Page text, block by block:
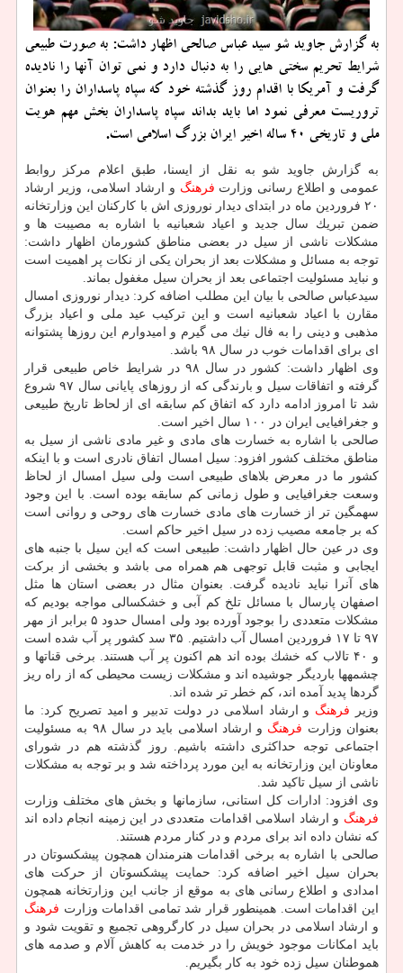
به گزارش جاوید شو سید عباس صالحی اظهار داشت: به صورت طبیعی
شرایط تحریم سختی هایی را به دنبال دارد و نمی توان آنها را نادیده
گرفت و آمریكا با اقدام روز گذشته خود كه سپاه پاسداران را بعنوان
تروریست معرفی نمود اما باید بداند سپاه پاسداران بخش مهم هویت
ملی و تاریخی ۴۰ ساله اخیر ایران بزرگ اسلامی است.
به گزارش جاوید شو به نقل از ایسنا، طبق اعلام مركز روابط
عمومی و اطلاع رسانی وزارت فرهنگ و ارشاد اسلامی، وزیر ارشاد
۲۰ فروردین ماه در ابتدای دیدار نوروزی اش با كاركنان این وزارتخانه
ضمن تبریك سال جدید و اعیاد شعبانیه با اشاره به مصیبت ها و
مشكلات ناشی از سیل در بعضی مناطق كشورمان اظهار داشت:
توجه به مسائل و مشكلات بعد از بحران یكی از نكات پر اهمیت است
و نباید مسئولیت اجتماعی بعد از بحران سیل مغفول بماند.
سیدعباس صالحی با بیان این مطلب اضافه كرد: دیدار نوروزی امسال
مقارن با اعیاد شعبانیه است و این تركیب عید ملی و اعیاد بزرگ
مذهبی و دینی را به فال نیك می گیرم و امیدوارم این روزها پشتوانه
ای برای اقدامات خوب در سال ۹۸ باشد.
وی اظهار داشت: كشور در سال ۹۸ در شرایط خاص طبیعی قرار
گرفته و اتفاقات سیل و بارندگی كه از روزهای پایانی سال ۹۷ شروع
شد تا امروز ادامه دارد كه اتفاق كم سابقه ای از لحاظ تاریخ طبیعی
و جغرافیایی ایران در ۱۰۰ سال اخیر است.
صالحی با اشاره به خسارت های مادی و غیر مادی ناشی از سیل به
مناطق مختلف كشور افزود: سیل امسال اتفاق نادری است و با اینكه
كشور ما در معرض بلاهای طبیعی است ولی سیل امسال از لحاظ
وسعت جغرافیایی و طول زمانی كم سابقه بوده است. با این وجود
سهمگین تر از خسارت های مادی خسارت های روحی و روانی است
كه بر جامعه مصیب زده در سیل اخیر حاكم است.
وی در عین حال اظهار داشت: طبیعی است كه این سیل با جنبه های
ایجابی و مثبت قابل توجهی هم همراه می باشد و بخشی از بركت
های آنرا نباید نادیده گرفت. بعنوان مثال در بعضی استان ها مثل
اصفهان پارسال با مسائل تلخ كم آبی و خشكسالی مواجه بودیم كه
مشكلات متعددی را بوجود آورده بود ولی امسال حدود ۵ برابر از مهر
۹۷ تا ۱۷ فروردین امسال آب داشتیم. ۳۵ سد كشور پر آب شده است
و ۴۰ تالاب كه خشك بوده اند هم اكنون پر آب هستند. برخی قناتها و
چشمهها باردیگر جوشیده اند و مشكلات زیست محیطی كه از راه ریز
گردها پدید آمده اند، كم خطر تر شده اند.
وزیر فرهنگ و ارشاد اسلامی در دولت تدبیر و امید تصریح كرد: ما
بعنوان وزارت فرهنگ
و ارشاد اسلامی باید در سال ۹۸ به مسئولیت
اجتماعی توجه حداكثری داشته باشیم. روز گذشته هم در شورای
معاونان این وزارتخانه به این مورد پرداخته شد و بر توجه به مشكلات
ناشی از سیل تاكید شد.
وی افزود: ادارات كل استانی، سازمانها و بخش های مختلف وزارت
فرهنگ و ارشاد اسلامی اقدامات متعددی در این زمینه انجام داده اند
كه نشان داده اند برای مردم و در كنار مردم هستند.
صالحی با اشاره به برخی اقدامات هنرمندان همچون پیشكسوتان در
بحران سیل اخیر اضافه كرد: حمایت پیشكسوتان از حركت های
امدادی و اطلاع رسانی های به موقع از جانب این وزارتخانه همچون
این اقدامات است. همینطور قرار شد تمامی اقدامات وزارت فرهنگ
و ارشاد اسلامی در بحران سیل در كارگروهی تجمیع و تقویت شود و
باید امكانات موجود خویش را در خدمت به كاهش آلام و صدمه های
هموطنان سیل زده خود به كار بگیریم.